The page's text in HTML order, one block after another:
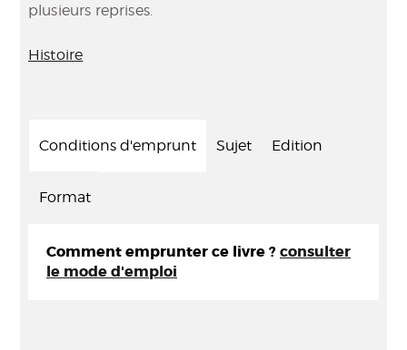
plusieurs reprises.
Histoire
Conditions d'emprunt Sujet Edition
Format
Comment emprunter ce livre ? consulter
le mode d'emploi